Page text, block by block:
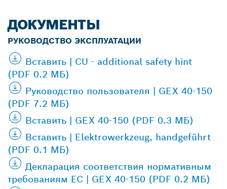
ДОКУМЕНТЫ
РУКОВОДСТВО ЭКСПЛУАТАЦИИ
Вставить | CU - additional safety hint
(PDF 0.2 МБ)
Руководство пользователя | GEX 40-150
(PDF 7.2 МБ)
Вставить | GEX 40-150 (PDF 0.3 МБ)
Вставить | Elektrowerkzeug, handgeführt
(PDF 0.1 МБ)
Декларация соответствия нормативным
требованиям ЕС | GEX 40-150 (PDF 0.2 МБ)